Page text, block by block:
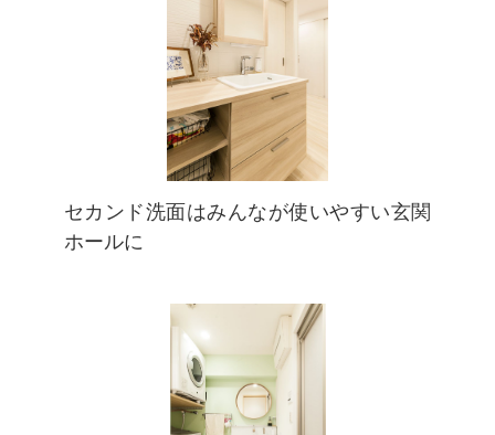
セカンド洗面はみんなが使いやすい玄関
ホールに